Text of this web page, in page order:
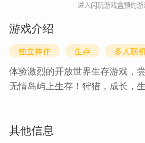
进入闪玩游戏盒预约游
游戏介绍
独立神作 生存 多人联
体验激烈的开放世界生存游戏，
无情岛屿上生存！狩猎，成长，生
其他信息